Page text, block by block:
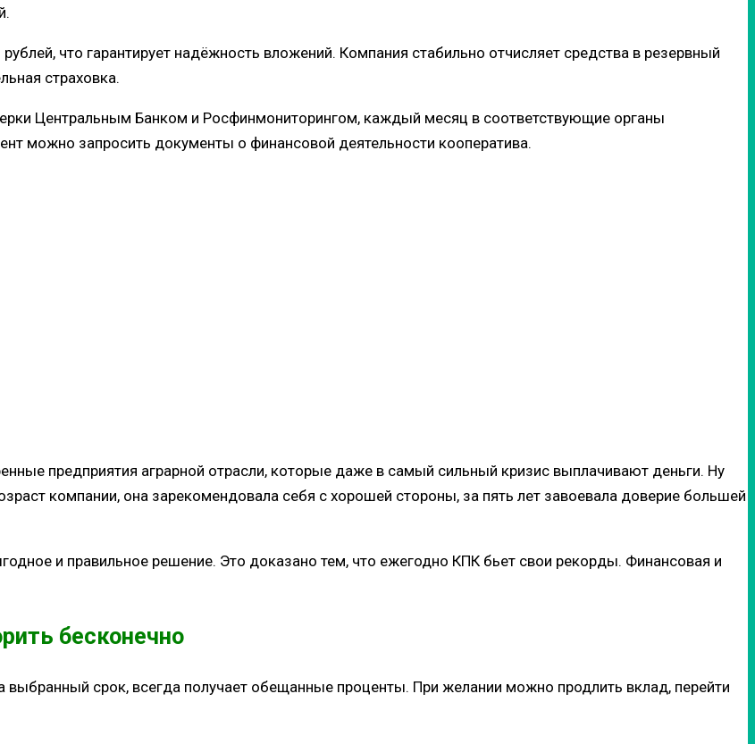
что гарантирует надёжность вложений. Компания стабильно отчисляет средства в резервный
страховка.
Центральным Банком и Росфинмониторингом, каждый месяц в соответствующие органы
можно запросить документы о финансовой деятельности кооператива.
предприятия аграрной отрасли, которые даже в самый сильный кризис выплачивают деньги. Ну
компании, она зарекомендовала себя с хорошей стороны, за пять лет завоевала доверие большей
и правильное решение. Это доказано тем, что ежегодно КПК бьет свои рекорды. Финансовая и
бесконечно
срок, всегда получает обещанные проценты. При желании можно продлить вклад, перейти